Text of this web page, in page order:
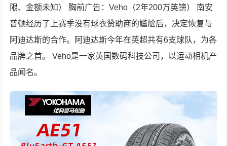
限、金额未知） 胸前广告：Veho（2年200万英镑） 南安
普顿经历了上赛季没有球衣赞助商的尴尬后，决定恢复与
阿迪达斯的合作。阿迪达斯今年在英超共有6支球队，为各
品牌之首。 Veho是一家英国数码科技公司，以运动相机产
品闻名。